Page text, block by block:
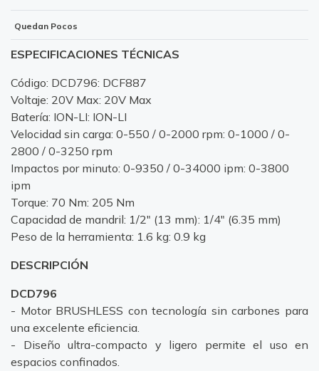
Quedan Pocos
ESPECIFICACIONES TÉCNICAS
Código: DCD796: DCF887
Voltaje: 20V Max: 20V Max
Batería: ION-LI: ION-LI
Velocidad sin carga: 0-550 / 0-2000 rpm: 0-1000 / 0-
2800 / 0-3250 rpm
Impactos por minuto: 0-9350 / 0-34000 ipm: 0-3800
ipm
Torque: 70 Nm: 205 Nm
Capacidad de mandril: 1/2" (13 mm): 1/4" (6.35 mm)
Peso de la herramienta: 1.6 kg: 0.9 kg
DESCRIPCIÓN
DCD796
- Motor BRUSHLESS con tecnología sin carbones para
una excelente eficiencia.
- Diseño ultra-compacto y ligero permite el uso en
espacios confinados.